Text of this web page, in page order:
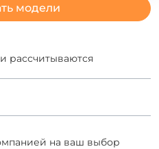
модели
рассчитываются
на ваш выбор